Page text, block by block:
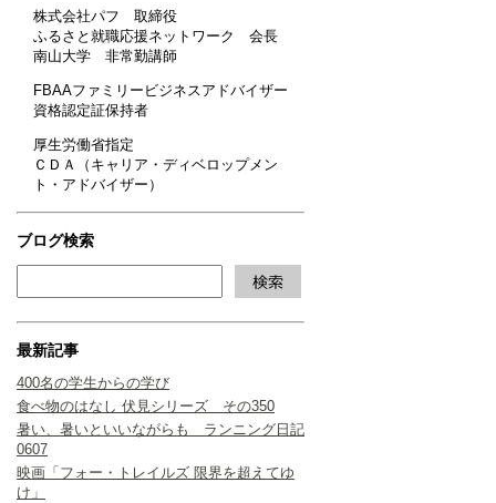
株式会社パフ 取締役
ふるさと就職応援ネットワーク 会長
南山大学 非常勤講師
FBAAファミリービジネスアドバイザー
資格認定証保持者
厚生労働省指定
ＣＤＡ（キャリア・ディベロップメン
ト・アドバイザー）
ブログ検索
最新記事
400名の学生からの学び
食べ物のはなし 伏見シリーズ その350
暑い、暑いといいながらも ランニング日記
0607
映画「フォー・トレイルズ 限界を超えてゆ
け」